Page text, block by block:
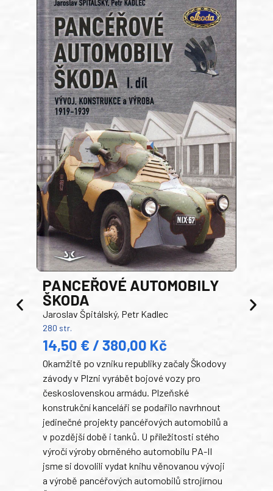
PANCEŘOVÉ AUTOMOBILY
ŠKODA
Jaroslav Špitálský, Petr Kadlec
280 str.
14,50 € / 380,00 Kč
Okamžitě po vzniku republiky začaly Škodovy
závody v Plzni vyrábět bojové vozy pro
československou armádu. Plzeňské
konstrukční kanceláři se podařilo navrhnout
jedinečné projekty pancéřových automobilů a
v pozdější době i tanků. U příležitosti stého
výročí výroby obrněného automobilu PA-II
jsme si dovolili vydat knihu věnovanou vývoji
a výrobě pancéřových automobilů strojírnou